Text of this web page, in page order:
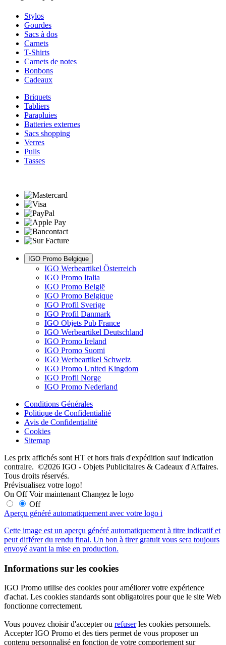
Stylos
Gourdes
Sacs à dos
Carnets
T-Shirts
Carnets de notes
Bonbons
Cadeaux
Briquets
Tabliers
Parapluies
Batteries externes
Sacs shopping
Verres
Pulls
Tasses
IGO Promo Belgique
IGO Werbeartikel Österreich
IGO Promo Italia
IGO Promo België
IGO Promo Belgique
IGO Profil Sverige
IGO Profil Danmark
IGO Objets Pub France
IGO Werbeartikel Deutschland
IGO Promo Ireland
IGO Promo Suomi
IGO Werbeartikel Schweiz
IGO Promo United Kingdom
IGO Profil Norge
IGO Promo Nederland
Conditions Générales
Politique de Confidentialité
Avis de Confidentialité
Cookies
Sitemap
Les prix affichés sont HT et hors frais d'expédition sauf indication
contraire. ©2026 IGO - Objets Publicitaires & Cadeaux d'Affaires.
Tous droits réservés.
Prévisualisez votre logo!
On Off Voir maintenant Changez le logo
Off
Aperçu généré automatiquement avec votre logo i
Cette image est un aperçu généré automatiquement à titre indicatif et
peut différer du rendu final. Un bon à tirer gratuit vous sera toujours
envoyé avant la mise en production.
Informations sur les cookies
IGO Promo utilise des cookies pour améliorer votre expérience
d'achat. Les cookies standards sont obligatoires pour que le site Web
fonctionne correctement.
Vous pouvez choisir d'accepter ou refuserles cookies personnels.
Accepter IGO Promo et des tiers permet de vous proposer un
contenu personnalisé en fonction de votre comportement sur